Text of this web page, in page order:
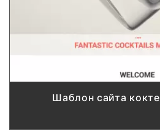
Шаблон сайта